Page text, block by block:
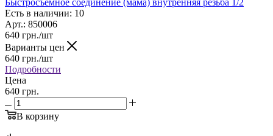
Есть в наличии: 10
Арт.: 850006
640 грн./шт
Варианты цен
640 грн./шт
Подробности
Цена
640 грн.
В корзину